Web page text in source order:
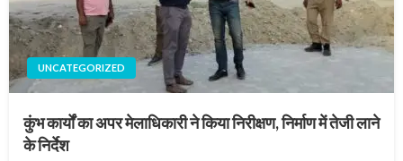
UNCATEGORIZED
कुंभ कार्यों का अपर मेलाधिकारी ने किया निरीक्षण, निर्माण में तेजी लाने
के निर्देश